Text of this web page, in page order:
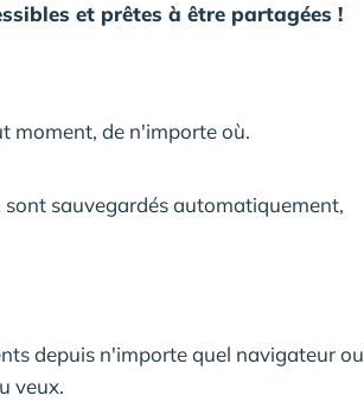
et prêtes à être partagées !
moment, de n'importe où.
sont sauvegardés automatiquement,
depuis n'importe quel navigateur ou
veux.